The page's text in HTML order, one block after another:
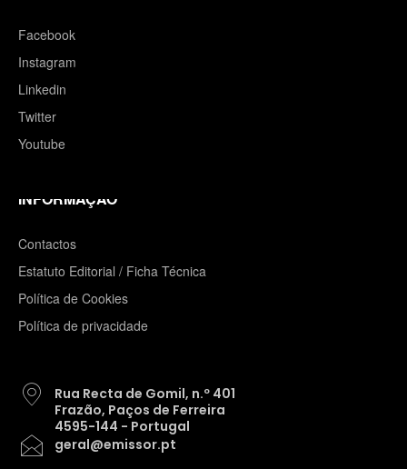
Facebook
Instagram
Linkedin
Twitter
Youtube
INFORMAÇÃO
Contactos
Estatuto Editorial / Ficha Técnica
Política de Cookies
Política de privacidade
Rua Recta de Gomil, n.º 401
Frazão, Paços de Ferreira
4595-144 - Portugal
geral@emissor.pt